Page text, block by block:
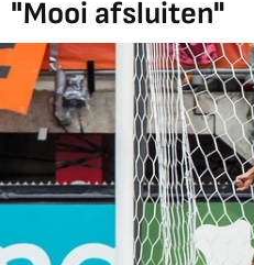
"Mooi afsluiten"